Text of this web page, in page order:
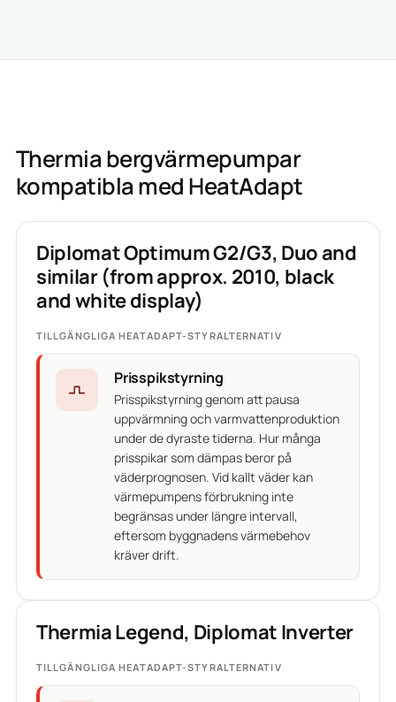
Thermia bergvärmepumpar
kompatibla med HeatAdapt
Diplomat Optimum G2/G3, Duo and
similar (from approx. 2010, black
and white display)
TILLGÄNGLIGA HEATADAPT-STYRALTERNATIV
Prisspikstyrning
Prisspikstyrning genom att pausa
uppvärmning och varmvattenproduktion
under de dyraste tiderna. Hur många
prisspikar som dämpas beror på
väderprognosen. Vid kallt väder kan
värmepumpens förbrukning inte
begränsas under längre intervall,
eftersom byggnadens värmebehov
kräver drift.
Thermia Legend, Diplomat Inverter
TILLGÄNGLIGA HEATADAPT-STYRALTERNATIV